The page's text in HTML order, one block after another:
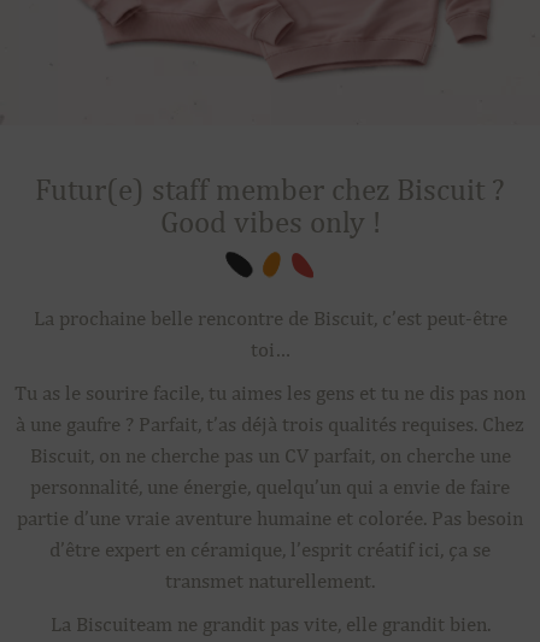
Futur(e) staff member chez Biscuit ?
Good vibes only !
La prochaine belle rencontre de Biscuit, c’est peut-être
toi…
Tu as le sourire facile, tu aimes les gens et tu ne dis pas non
à une gaufre ? Parfait, t’as déjà trois qualités requises. Chez
Biscuit, on ne cherche pas un CV parfait, on cherche une
personnalité, une énergie, quelqu’un qui a envie de faire
partie d’une vraie aventure humaine et colorée. Pas besoin
d’être expert en céramique, l’esprit créatif ici, ça se
transmet naturellement.
La Biscuiteam ne grandit pas vite, elle grandit bien.